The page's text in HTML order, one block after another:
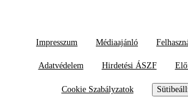
Impresszum Médiaajánló
Adatvédelem Hirdetési ÁSZF
Cookie Szabályzatok